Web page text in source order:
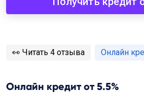
️👀 Читать 4 отзыва Онлайн
Онлайн кредит от 5.5%